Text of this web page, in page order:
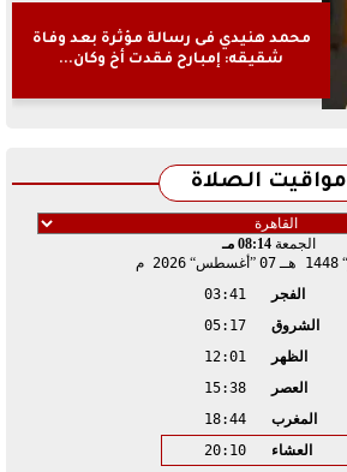
محمد هنيدي فى رسالة مؤثرة بعد وفاة
شقيقه: إمبارح فقدت أخ وكان...
مواقيت الصلاة
الجمعة 08:14 مـ
1448 هـ 07 أغسطس 2026 م
الفجر
03:41
الشروق
05:17
الظهر
12:01
العصر
15:38
المغرب
18:44
العشاء
20:10